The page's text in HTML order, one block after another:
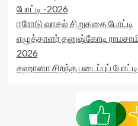
போட்டி -2026
ஈரோடு வாசல் சிறுகதை போட்டி
எழுத்தாளர் தனுஷ்கோடி
2026
சஹானா சிறந்த படைப்புப்